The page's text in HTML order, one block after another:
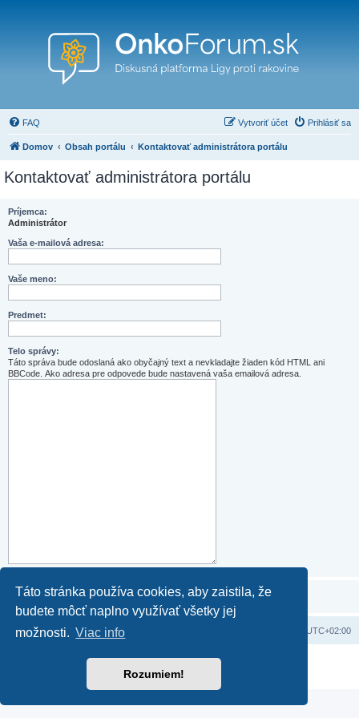
Táto stránka používa cookies, aby zaistila, že
budete môcť naplno využívať všetky jej
možnosti. Viac info
Rozumiem!
FAQ Prihlásiť sa
Vytvoriť účet
Domov Obsah portálu Kontaktovať administrátora portálu
Kontaktovať administrátora portálu
Príjemca:
Administrátor
Vaša e-mailová adresa:
Vaše meno:
Predmet:
Telo správy:
Táto správa bude odoslaná ako obyčajný text a nevkladajte žiaden kód HTML ani
BBCode. Ako adresa pre odpovede bude nastavená vaša emailová adresa.
Domov Obsah portálu UTC+02:00
Založené naphpBB® Forum Software © phpBB Limited
Súkromie|Podmienky